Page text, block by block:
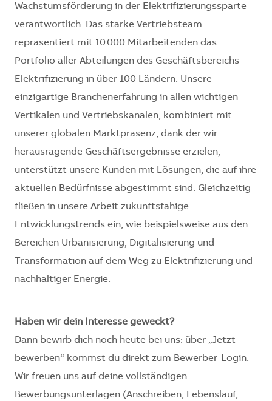
Wachstumsförderung in der Elektrifizierungssparte
verantwortlich. Das starke Vertriebsteam
repräsentiert mit 10.000 Mitarbeitenden das
Portfolio aller Abteilungen des Geschäftsbereichs
Elektrifizierung in über 100 Ländern. Unsere
einzigartige Branchenerfahrung in allen wichtigen
Vertikalen und Vertriebskanälen, kombiniert mit
unserer globalen Marktpräsenz, dank der wir
herausragende Geschäftsergebnisse erzielen,
unterstützt unsere Kunden mit Lösungen, die auf ihre
aktuellen Bedürfnisse abgestimmt sind. Gleichzeitig
fließen in unsere Arbeit zukunftsfähige
Entwicklungstrends ein, wie beispielsweise aus den
Bereichen Urbanisierung, Digitalisierung und
Transformation auf dem Weg zu Elektrifizierung und
nachhaltiger Energie.
Haben wir dein Interesse geweckt?
Dann bewirb dich noch heute bei uns: über „Jetzt
bewerben“ kommst du direkt zum Bewerber-Login.
Wir freuen uns auf deine vollständigen
Bewerbungsunterlagen (Anschreiben, Lebenslauf,